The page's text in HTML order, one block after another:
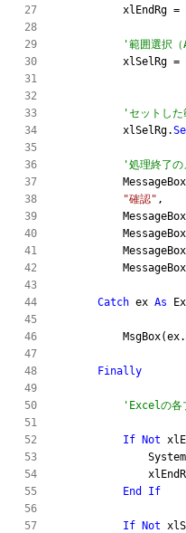
xlEndRg =
'範囲選択（
            xlSelRg =
'セットした
            xlSelRg.
'処理終了の
"確認" ,
Catch ex As
Finally
'Excelの各
If Not
End
If
If Not